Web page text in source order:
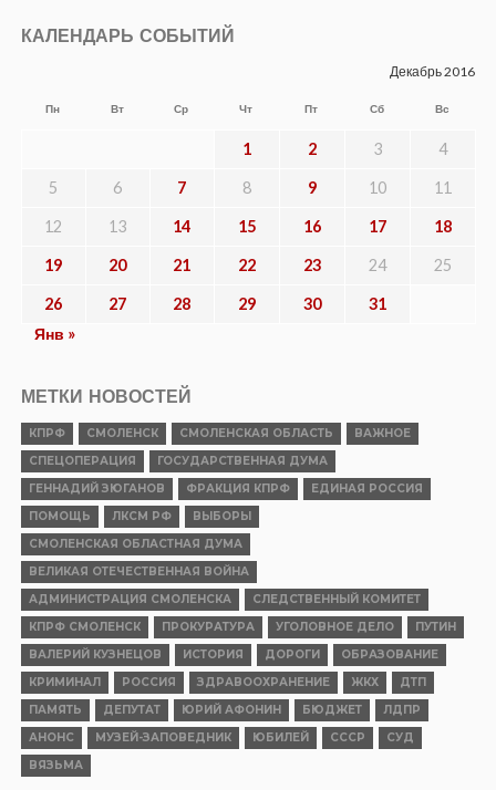
КАЛЕНДАРЬ СОБЫТИЙ
Декабрь 2016
Пн Вт Ср Чт Пт Сб Вс
1 2 3 4
5 6 7 8 9 10 11
12 13 14 15 16 17 18
19 20 21 22 23 24 25
26 27 28 29 30
31
Янв »
МЕТКИ НОВОСТЕЙ
КПРФ СМОЛЕНСК СМОЛЕНСКАЯ ОБЛАСТЬ
ВАЖНОЕ
СПЕЦОПЕРАЦИЯ
ГОСУДАРСТВЕННАЯ ДУМА
ГЕННАДИЙ ЗЮГАНОВ
ФРАКЦИЯ КПРФ
ЕДИНАЯ РОССИЯ
ПОМОЩЬ
ЛКСМ РФ
ВЫБОРЫ
СМОЛЕНСКАЯ ОБЛАСТНАЯ ДУМА
ВЕЛИКАЯ ОТЕЧЕСТВЕННАЯ ВОЙНА
АДМИНИСТРАЦИЯ СМОЛЕНСКА
СЛЕДСТВЕННЫЙ КОМИТЕТ
КПРФ СМОЛЕНСК
ПРОКУРАТУРА УГОЛОВНОЕ ДЕЛО
ПУТИН
ВАЛЕРИЙ КУЗНЕЦОВ
ИСТОРИЯ ДОРОГИ
ОБРАЗОВАНИЕ
КРИМИНАЛ
РОССИЯ ЗДРАВООХРАНЕНИЕ ЖКХ
ДТП
ПАМЯТЬ
ДЕПУТАТ ЮРИЙ АФОНИН БЮДЖЕТ
ЛДПР
АНОНС
МУЗЕЙ-ЗАПОВЕДНИК ЮБИЛЕЙ СССР
СУД
ВЯЗЬМА